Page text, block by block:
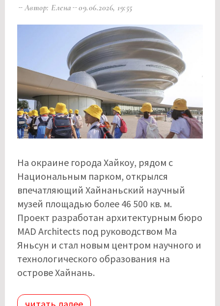
Автор: Елена 09.06.2026, 19:55
На окраине города Хайкоу, рядом с
Национальным парком, открылся
впечатляющий Хайнаньский научный
музей площадью более 46 500 кв. м.
Проект разработан архитектурным бюро
MAD Architects под руководством Ма
Яньсун и стал новым центром научного и
технологического образования на
острове Хайнань.